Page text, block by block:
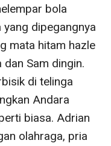
bola
dipegangnya
mata hitam hazle
Sam dingin.
di telinga
Andara
biasa. Adrian
olahraga, pria